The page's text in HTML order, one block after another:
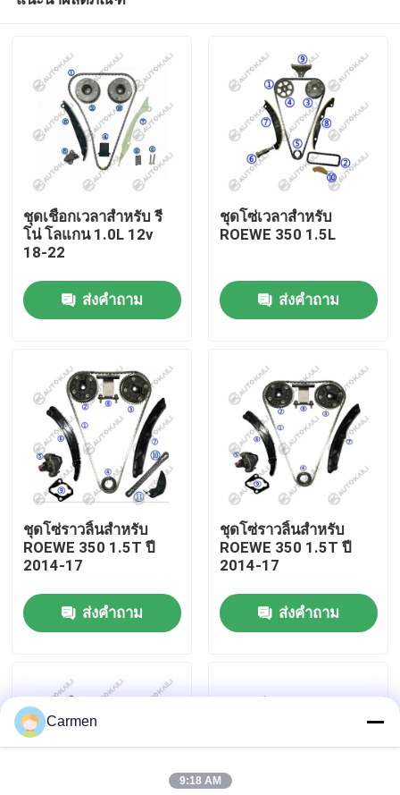
วิดีโอ
เกี่ยวกับเรา
ทัวร์โรงงาน
การควบคุมคุณภาพ
ติดต่อเรา
ขอคําอ้างอิง
ชุดเชือกเวลาสําหรับ รี
โน่ โลแกน 1.0L 12v
18-22
ส่งคำถาม
ชุดโซ่เวลาสําหรับ
ROEWE 350 1.5L
ส่งคำถาม
ชุดโซ่ราวลิ้นสำหรับ
ROEWE 350 1.5T ปี
2014-17
ส่งคำถาม
ชุดโซ่ราวลิ้นสำหรับ
ROEWE 350 1.5T ปี
2014-17
ส่งคำถาม
Carmen
9:18 AM